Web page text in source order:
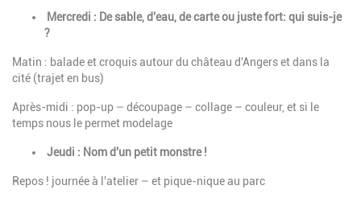
Mercredi : De sable, d'eau, de carte ou juste fort: qui suis-je
?
Matin : balade et croquis autour du château d'Angers et dans la
cité (trajet en bus)
Après-midi : pop-up – découpage – collage – couleur, et si le
temps nous le permet modelage
Jeudi : Nom d'un petit monstre !
Repos ! journée à l'atelier – et pique-nique au parc